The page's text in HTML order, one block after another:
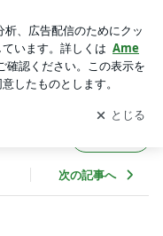
知
を受け取りまし
開く
次の記事へ